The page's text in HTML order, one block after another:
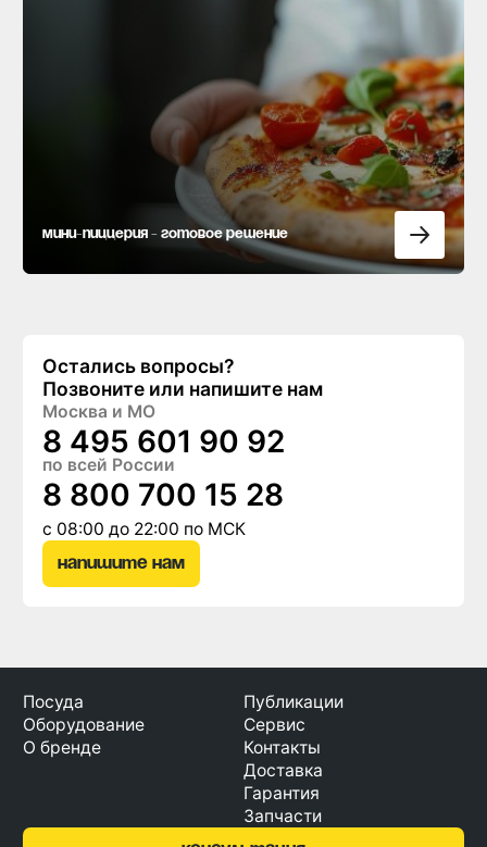
Мини-пиццерия - готовое решение
Остались вопросы?
Позвоните или напишите нам
Москва и МО
8 495 601 90 92
по всей России
8 800 700 15 28
с 08:00 до 22:00 по МСК
Напишите нам
Посуда
Оборудование
О бренде
Публикации
Сервис
Контакты
Доставка
Гарантия
Запчасти